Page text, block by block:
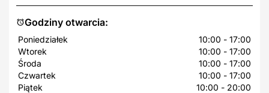
Godziny otwarcia:
Poniedziałek
10:00 - 17:00
Wtorek
10:00 - 17:00
Środa
10:00 - 17:00
Czwartek
10:00 - 17:00
Piątek
10:00 - 20:00